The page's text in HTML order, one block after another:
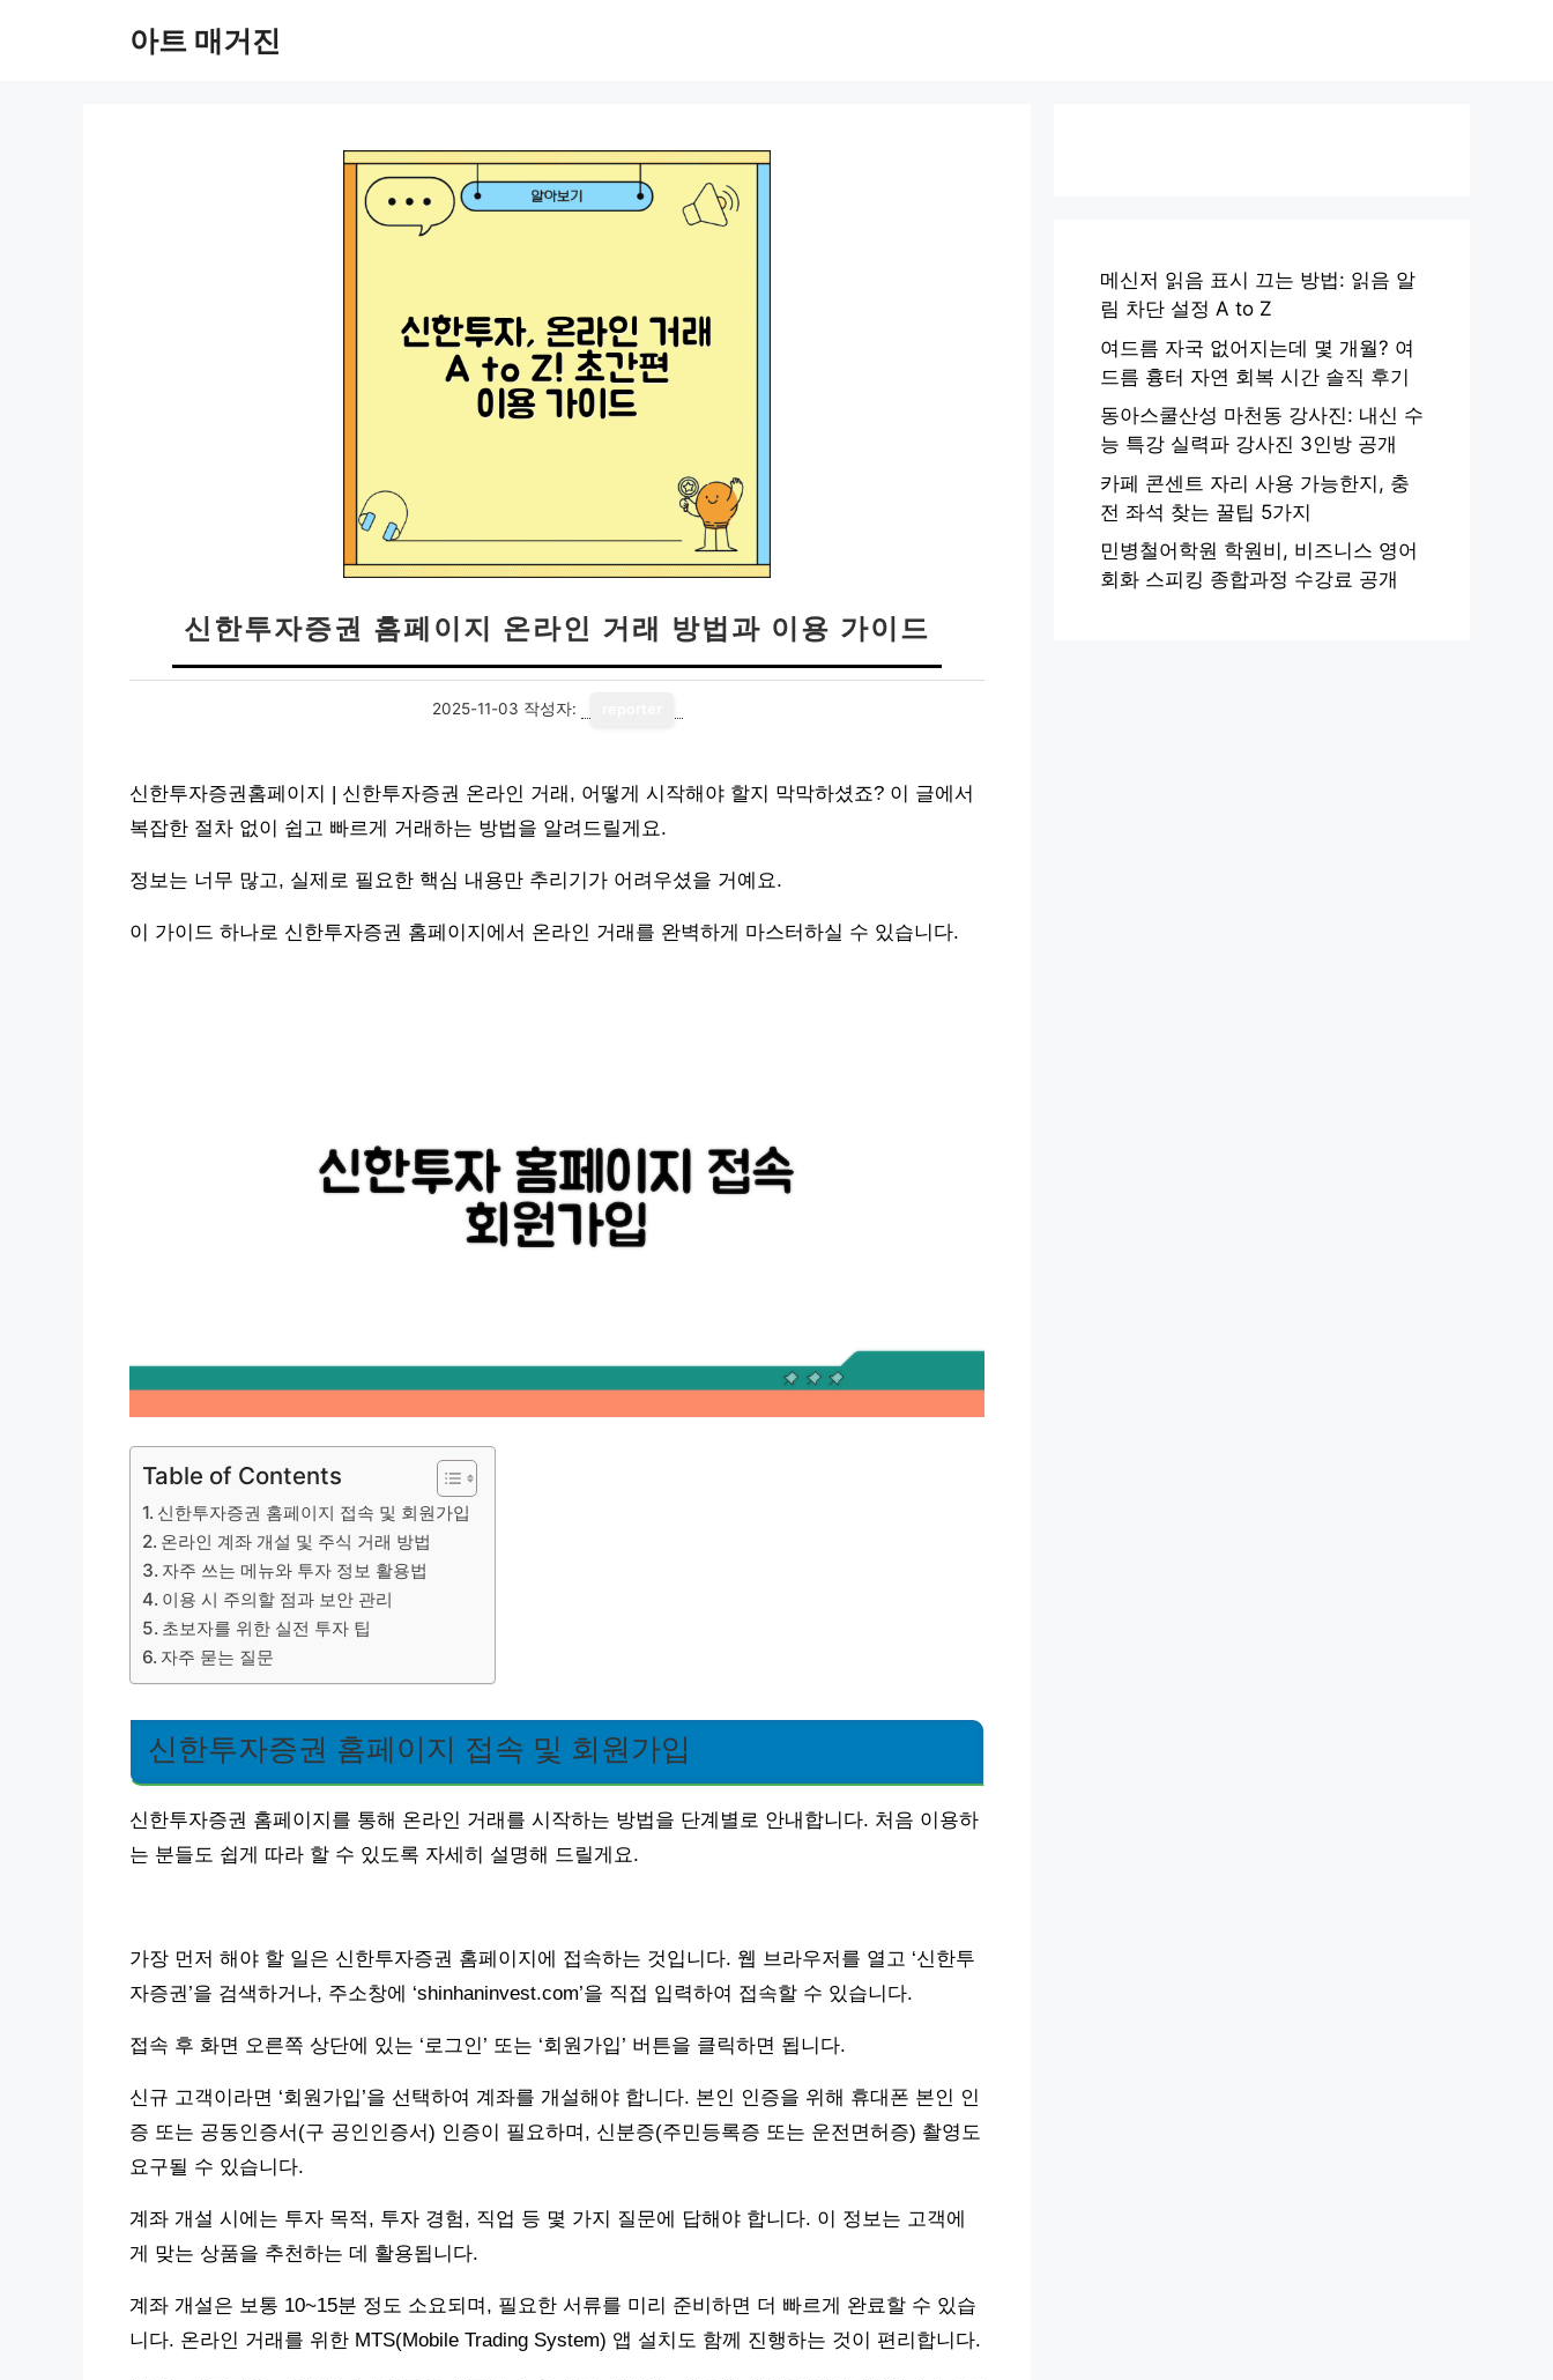
아트 매거진
신한투자증권 홈페이지 온라인 거래 방법과 이용 가이드
2025-11-03 작성자:
신한투자증권홈페이지 | 신한투자증권 온라인 거래, 어떻게 시작해야 할지 막막하셨죠? 이 글에서
복잡한 절차 없이 쉽고 빠르게 거래하는 방법을 알려드릴게요.
정보는 너무 많고, 실제로 필요한 핵심 내용만 추리기가 어려우셨을 거예요.
이 가이드 하나로 신한투자증권 홈페이지에서 온라인 거래를 완벽하게 마스터하실 수 있습니다.
Table of Contents
신한투자증권 홈페이지 접속 및 회원가입
온라인 계좌 개설 및 주식 거래 방법
자주 쓰는 메뉴와 투자 정보 활용법
이용 시 주의할 점과 보안 관리
초보자를 위한 실전 투자 팁
자주 묻는 질문
신한투자증권 홈페이지 접속 및 회원가입
신한투자증권 홈페이지를 통해 온라인 거래를 시작하는 방법을 단계별로 안내합니다. 처음 이용하
는 분들도 쉽게 따라 할 수 있도록 자세히 설명해 드릴게요.
가장 먼저 해야 할 일은 신한투자증권 홈페이지에 접속하는 것입니다. 웹 브라우저를 열고 ‘신한투
자증권’을 검색하거나, 주소창에 ‘shinhaninvest.com’을 직접 입력하여 접속할 수 있습니다.
접속 후 화면 오른쪽 상단에 있는 ‘로그인’ 또는 ‘회원가입’ 버튼을 클릭하면 됩니다.
신규 고객이라면 ‘회원가입’을 선택하여 계좌를 개설해야 합니다. 본인 인증을 위해 휴대폰 본인 인
증 또는 공동인증서(구 공인인증서) 인증이 필요하며, 신분증(주민등록증 또는 운전면허증) 촬영도
요구될 수 있습니다.
계좌 개설 시에는 투자 목적, 투자 경험, 직업 등 몇 가지 질문에 답해야 합니다. 이 정보는 고객에
게 맞는 상품을 추천하는 데 활용됩니다.
계좌 개설은 보통 10~15분 정도 소요되며, 필요한 서류를 미리 준비하면 더 빠르게 완료할 수 있습
니다. 온라인 거래를 위한 MTS(Mobile Trading System) 앱 설치도 함께 진행하는 것이 편리합니다.
메신저 읽음 표시 끄는 방법: 읽음 알
림 차단 설정 A to Z
여드름 자국 없어지는데 몇 개월? 여
드름 흉터 자연 회복 시간 솔직 후기
동아스쿨산성 마천동 강사진: 내신 수
능 특강 실력파 강사진 3인방 공개
카페 콘센트 자리 사용 가능한지, 충
전 좌석 찾는 꿀팁 5가지
민병철어학원 학원비, 비즈니스 영어
회화 스피킹 종합과정 수강료 공개